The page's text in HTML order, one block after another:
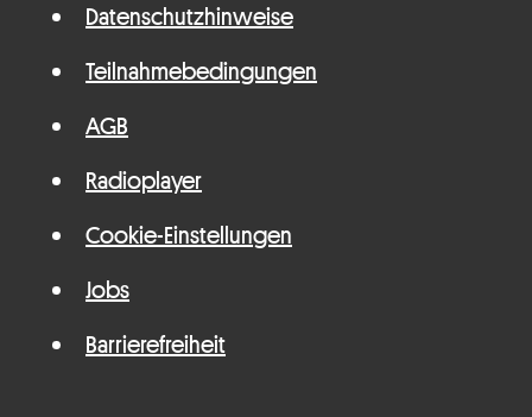
Datenschutzhinweise
Teilnahmebedingungen
AGB
Radioplayer
Cookie-Einstellungen
Jobs
Barrierefreiheit